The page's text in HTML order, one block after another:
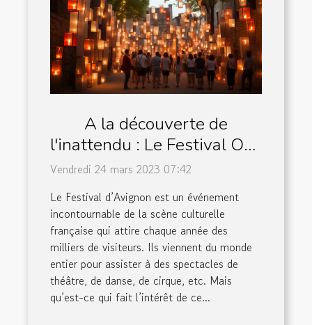
A la découverte de
l'inattendu : Le Festival OFF
2023 d'Avignon explore les
limites de l'expression
artistique
Vendredi 24 mars 2023 07:42
Le Festival d’Avignon est un événement
incontournable de la scène culturelle
française qui attire chaque année des
milliers de visiteurs. Ils viennent du monde
entier pour assister à des spectacles de
théâtre, de danse, de cirque, etc. Mais
qu’est-ce qui fait l’intérêt de ce...